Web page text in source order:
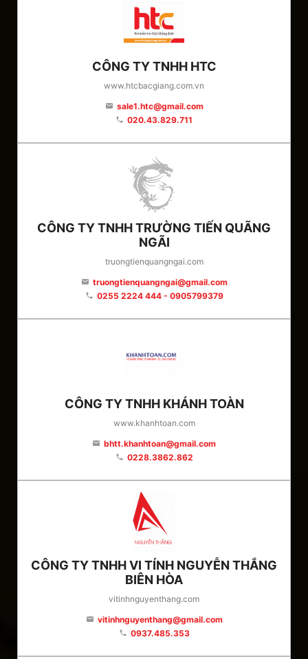
CÔNG TY TNHH HTC
www.htcbacgiang.com.vn
email sale1.htc@gmail.com
phone 020.43.829.711
CÔNG TY TNHH TRƯỜNG TIẾN QUÃNG
NGÃI
truongtienquangngai.com
email truongtienquangngai@gmail.com
phone 0255 2224 444 - 0905799379
CÔNG TY TNHH KHÁNH TOÀN
www.khanhtoan.com
email bhtt.khanhtoan@gmail.com
phone 0228.3862.862
CÔNG TY TNHH VI TÍNH NGUYỄN THẮNG
BIÊN HÒA
vitinhnguyenthang.com
email vitinhnguyenthang@gmail.com
phone 0937.485.353